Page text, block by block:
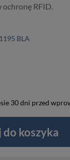
ochronę RFID.
BLA
30 dni przed
do koszyka